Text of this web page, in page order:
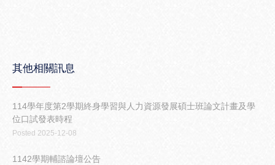
其他相關訊息
114學年度第2學期終身學習與人力資源發展碩士班論文計畫及學
位口試發表時程
Posted 2025-12-08
1142學期輔諮論壇公告